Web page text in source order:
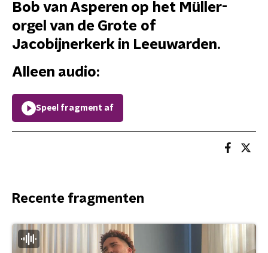
Bob van Asperen op het Müller-
orgel van de Grote of
Jacobijnerkerk in Leeuwarden.
Alleen audio:
Speel fragment af
Recente fragmenten